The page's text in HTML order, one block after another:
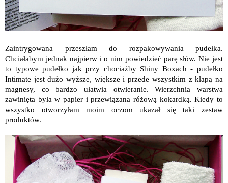
Zaintrygowana przeszłam do rozpakowywania pudełka.
Chciałabym jednak najpierw i o nim powiedzieć parę słów. Nie jest
to typowe pudełko jak przy chociażby Shiny Boxach - pudełko
Intimate jest dużo wyższe, większe i przede wszystkim z klapą na
magnesy, co bardzo ułatwia otwieranie. Wierzchnia warstwa
zawinięta była w papier i przewiązana różową kokardką. Kiedy to
wszystko otworzyłam moim oczom ukazał się taki zestaw
produktów.